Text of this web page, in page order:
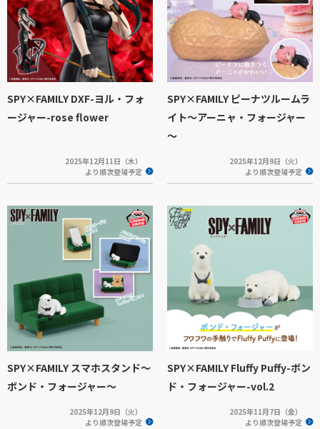
SPY×FAMILY DXF-ヨル・フォ
ージャー-rose flower
2025年12月11日（木）
より順次登場予定
SPY×FAMILY ピーナツルームラ
イト～アーニャ・フォージャー
～
2025年12月9日（火）
より順次登場予定
SPY×FAMILY スマホスタンド～
ボンド・フォージャー～
2025年12月9日（火）
より順次登場予定
SPY×FAMILY Fluffy Puffy-ボン
ド・フォージャー-vol.2
2025年11月7日（金）
より順次登場予定